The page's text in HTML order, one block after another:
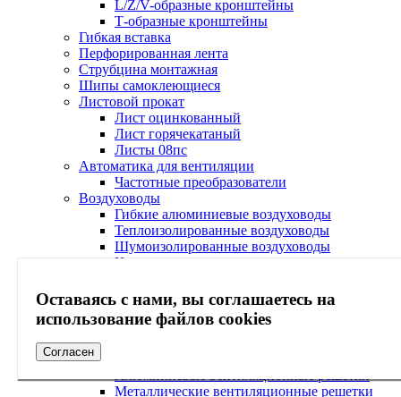
Оставаясь с нами, вы соглашаетесь на
использование файлов cookies
Согласен
L/Z/V-образные кронштейны
Т-образные кронштейны
Гибкая вставка
Перфорированная лента
Струбцина монтажная
Шипы самоклеющиеся
Листовой прокат
Лист оцинкованный
Лист горячекатаный
Листы 08пс
Автоматика для вентиляции
Частотные преобразователи
Воздуховоды
Гибкие алюминиевые воздуховоды
Теплоизолированные воздуховоды
Шумоизолированные воздуховоды
Круглые воздуховоды
Гибкие изолированные воздуховоды
Воздуховоды для напольных (мобильных)
кондиционеров
Вентиляционные решетки
Алюминиевые вентиляционные решетки
Металлические вентиляционные решетки